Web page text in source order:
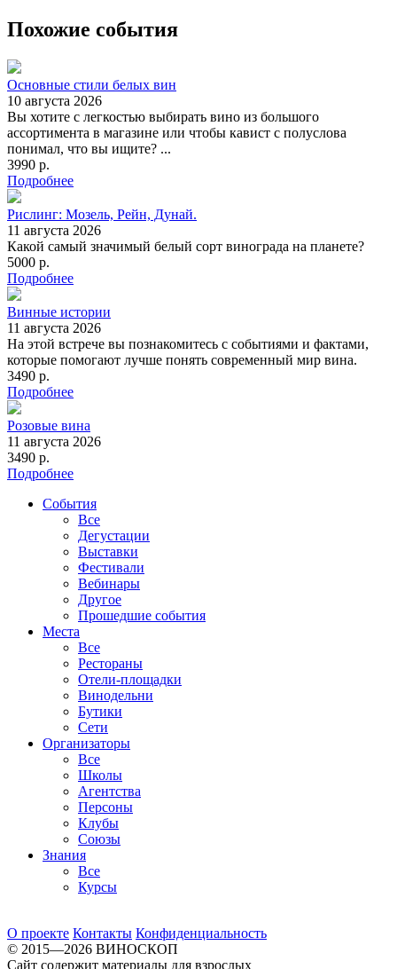
Похожие события
Основные стили белых вин
10 августа 2026
Вы хотите с легкостью выбирать вино из большого
ассортимента в магазине или чтобы кавист с полуслова
понимал, что вы ищите? ...
3990 р.
Подробнее
Рислинг: Мозель, Рейн, Дунай.
11 августа 2026
Какой самый значимый белый сорт винограда на планете?
5000 р.
Подробнее
Винные истории
11 августа 2026
На этой встрече вы познакомитесь с событиями и фактами,
которые помогают лучше понять современный мир вина.
3490 р.
Подробнее
Розовые вина
11 августа 2026
3490 р.
Подробнее
События
Все
Дегустации
Выставки
Фестивали
Вебинары
Другое
Прошедшие события
Места
Все
Рестораны
Отели-площадки
Винодельни
Бутики
Сети
Организаторы
Все
Школы
Агентства
Персоны
Клубы
Союзы
Знания
Все
Курсы
О проекте Контакты Конфиденциальность
© 2015—2026 ВИНОСКОП
Сайт содержит материалы для взрослых